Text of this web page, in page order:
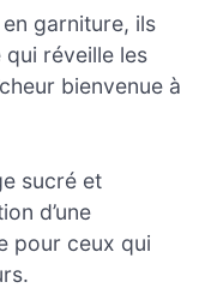
garniture, ils
réveille les
bienvenue à
sucré et
d’une
pour ceux qui